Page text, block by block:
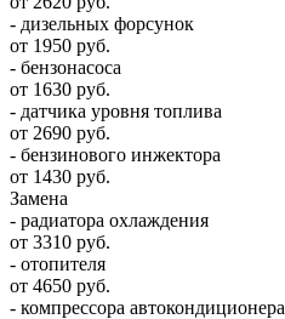
- дизельных форсунок
от 1950 руб.
- бензонасоса
от 1630 руб.
- датчика уровня топлива
от 2690 руб.
- бензинового инжектора
от 1430 руб.
Замена
- радиатора охлаждения
от 3310 руб.
- отопителя
от 4650 руб.
- компрессора автокондиционера